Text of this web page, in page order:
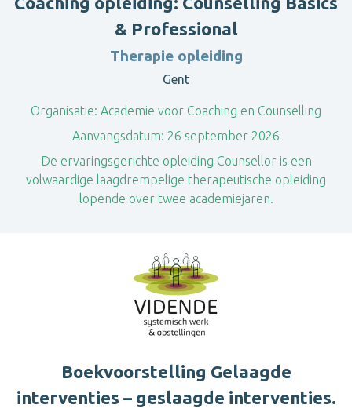
& Professional
Therapie opleiding
Gent
Organisatie: Academie voor Coaching en Counselling
Aanvangsdatum: 26 september 2026
De ervaringsgerichte opleiding Counsellor is een
volwaardige laagdrempelige therapeutische opleiding
lopende over twee academiejaren.
Boekvoorstelling Gelaagde
interventies – geslaagde interventies.